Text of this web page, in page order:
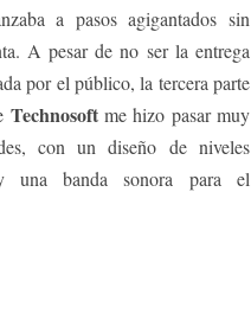
a pasos agigantados sin
A pesar de no ser la entrega
por el público, la tercera parte
Technosoftme hizo pasar muy
con un diseño de niveles
una banda sonora para el